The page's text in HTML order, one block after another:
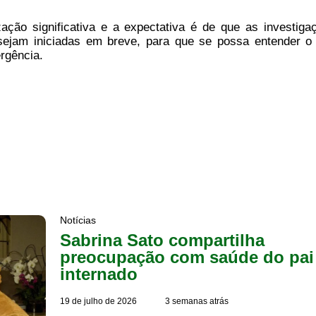
significativa e a expectativa é de que as
iniciadas em breve, para que se possa entender o
Notícias
Sabrina Sato compartilha
preocupação com saúde do pai
internado
19 de julho de 2026 3 semanas atrás